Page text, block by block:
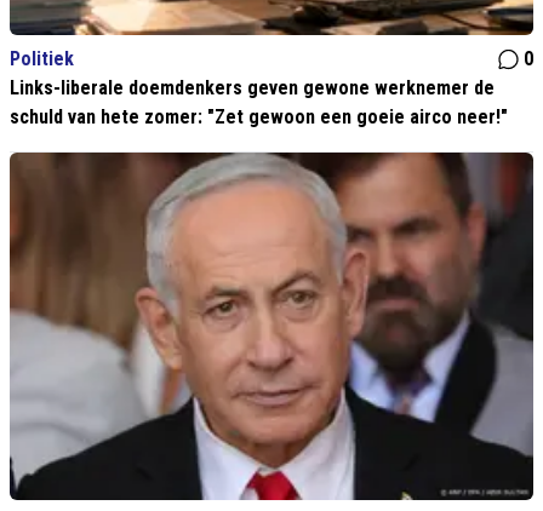
Politiek
0
Links-liberale doemdenkers geven gewone werknemer de
schuld van hete zomer: "Zet gewoon een goeie airco neer!"